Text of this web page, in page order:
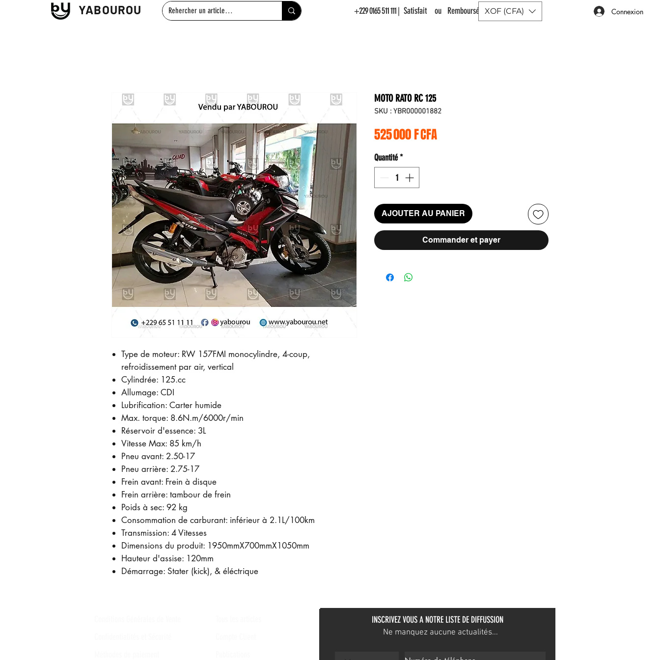
YABOUROU +229 0165 511 111| Satisfait ou Remboursé | Connexion
XOF (CFA)
Type de moteur: RW 157FMI monocylindre, 4-coup,
refroidissement par air, vertical
Cylindrée: 125.cc
Allumage: CDI
Lubrification: Carter humide
Max. torque: 8.6N.m/6000r/min
Réservoir d'essence: 3L
Vitesse Max: 85 km/h
Pneu avant: 2.50-17
Pneu arrière: 2.75-17
Frein avant: Frein à disque
Frein arrière: tambour de frein
Poids à sec: 92 kg
Consommation de carburant: inférieur à 2.1L/100km
Transmission: 4 Vitesses
Dimensions du produit: 1950mmX700mmX1050mm
Hauteur d'assise: 120mm
Démarrage: Stater (kick), & éléctrique
MOTO RATO RC 125
SKU : YBR000001882
525 000 F CFAPrix
Quantité*
AJOUTER AU PANIER
Commander et payer
INSCRIVEZ VOUS A NOTRE LISTE DE DIFFUSSION
Ne manquez aucune actualités...